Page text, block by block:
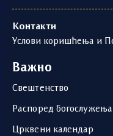
Контакти
Услови коришћења и
Важно
Свештенство
Распоред богослужења
Црквени календар